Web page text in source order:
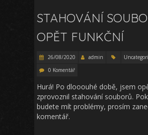
STAHOVÁNÍ
OPĚT FUNKČNÍ
26/08/2020 admin
0 Komentář
Hurá! Po dlooouhé době, jsem
zprovoznil stahování souborů.
budete mít problémy, prosím
komentář.